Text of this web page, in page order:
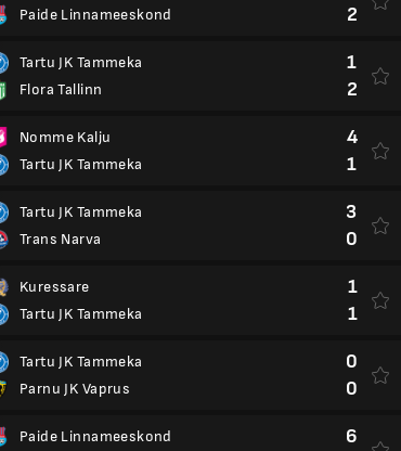
Paide Linnameeskond
2
Tartu JK Tammeka
Flora Tallinn
1
2
Nomme Kalju
Tartu JK Tammeka
4
1
Tartu JK Tammeka
Trans Narva
3
0
Kuressare
Tartu JK Tammeka
1
1
Tartu JK Tammeka
Parnu JK Vaprus
0
0
Paide Linnameeskond
6